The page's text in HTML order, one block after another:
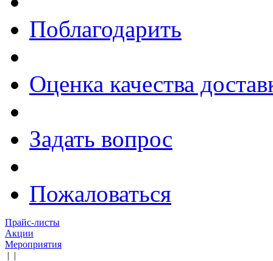
Поблагодарить
Оценка качества
Задать вопрос
Пожаловаться
Прайс-листы
Акции
Мероприятия
| |